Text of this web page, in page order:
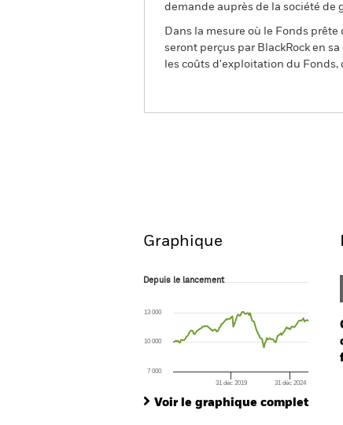
demande auprès de la société de
Dans la mesure où le Fonds
seront perçus par BlackRock en
les coûts d'exploitation du
Graphique
Depuis le lancement
The chart has 1 X axis displaying Time.
The chart has 1 Y axis displaying values.
Depuis le lancement
31 déc 2019 31 déc 2024
7 000
10 000
13 000
Voir le graphique complet